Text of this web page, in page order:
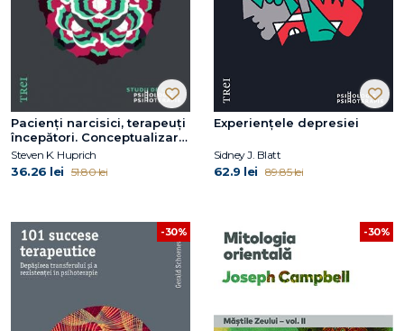
Pacienți narcisici, terapeuți
începători. Conceptualizare,
tratament și gestionarea
contratransferului
Steven K. Huprich
36.26 lei 51.80 lei
Experiențele depresiei
Sidney J. Blatt
62.9 lei 89.85 lei
-30% -30%